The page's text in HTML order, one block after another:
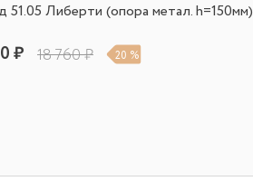
51.05 Либерти (опора метал. h=150мм)
₽ 18 760 ₽ 20 %